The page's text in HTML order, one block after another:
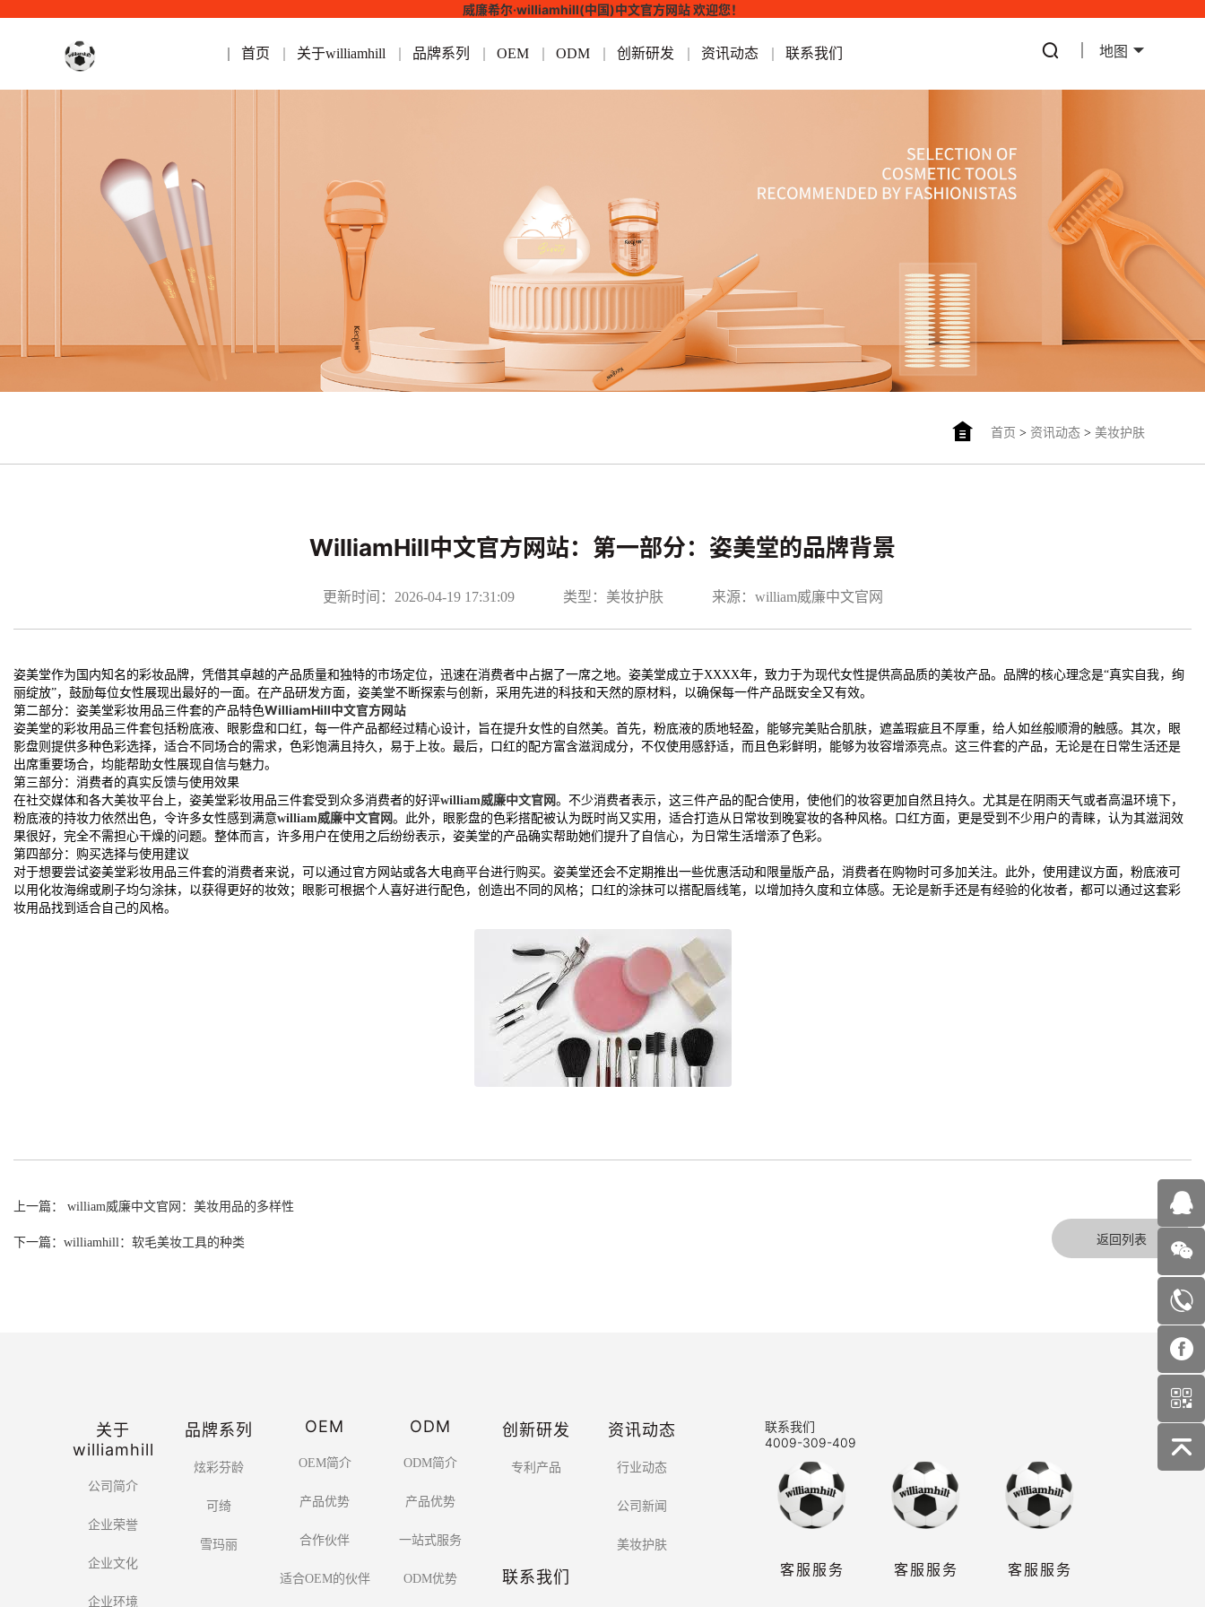
威廉希尔·williamhill(中国)中文官方网站 欢迎您！
首页 关于williamhill 品牌系列 OEM ODM 创新研发 资讯动态 联系我们 地图
首页 > 资讯动态> 美妆护肤
WilliamHill中文官方网站：第一部分：姿美堂的品牌背景
更新时间：2026-04-19 17:31:09 类型：美妆护肤 来源：william威廉中文官网
姿美堂作为国内知名的彩妆品牌，凭借其卓越的产品质量和独特的市场定位，迅速在消费者中占据了一席之地。姿美堂成立于XXXX年，致力于为现代女性提供高品质的美妆产品。品牌的核心理念是“真实自我，绚
丽绽放”，鼓励每位女性展现出最好的一面。在产品研发方面，姿美堂不断探索与创新，采用先进的科技和天然的原材料，以确保每一件产品既安全又有效。
第二部分：姿美堂彩妆用品三件套的产品特色WilliamHill中文官方网站
姿美堂的彩妆用品三件套包括粉底液、眼影盘和口红，每一件产品都经过精心设计，旨在提升女性的自然美。首先，粉底液的质地轻盈，能够完美贴合肌肤，遮盖瑕疵且不厚重，给人如丝般顺滑的触感。其次，眼
影盘则提供多种色彩选择，适合不同场合的需求，色彩饱满且持久，易于上妆。最后，口红的配方富含滋润成分，不仅使用感舒适，而且色彩鲜明，能够为妆容增添亮点。这三件套的产品，无论是在日常生活还是
出席重要场合，均能帮助女性展现自信与魅力。
第三部分：消费者的真实反馈与使用效果
在社交媒体和各大美妆平台上，姿美堂彩妆用品三件套受到众多消费者的好评william威廉中文官网。不少消费者表示，这三件产品的配合使用，使他们的妆容更加自然且持久。尤其是在阴雨天气或者高温环境下，
粉底液的持妆力依然出色，令许多女性感到满意william威廉中文官网。此外，眼影盘的色彩搭配被认为既时尚又实用，适合打造从日常妆到晚宴妆的各种风格。口红方面，更是受到不少用户的青睐，认为其滋润效
果很好，完全不需担心干燥的问题。整体而言，许多用户在使用之后纷纷表示，姿美堂的产品确实帮助她们提升了自信心，为日常生活增添了色彩。
第四部分：购买选择与使用建议
对于想要尝试姿美堂彩妆用品三件套的消费者来说，可以通过官方网站或各大电商平台进行购买。姿美堂还会不定期推出一些优惠活动和限量版产品，消费者在购物时可多加关注。此外，使用建议方面，粉底液可
以用化妆海绵或刷子均匀涂抹，以获得更好的妆效；眼影可根据个人喜好进行配色，创造出不同的风格；口红的涂抹可以搭配唇线笔，以增加持久度和立体感。无论是新手还是有经验的化妆者，都可以通过这套彩
妆用品找到适合自己的风格。
上一篇： william威廉中文官网：美妆用品的多样性
下一篇：williamhill：软毛美妆工具的种类 返回列表
关于
williamhill
公司简介
企业荣誉
企业文化
企业环境
品牌系列
炫彩芬龄
可绮
雪玛丽
OEM
OEM简介
产品优势
合作伙伴
适合OEM的伙伴
ODM
ODM简介
产品优势
一站式服务
ODM优势
创新研发
专利产品
资讯动态
行业动态
公司新闻
美妆护肤
联系我们
联系我们
4009-309-409
客服服务 客服服务 客服服务